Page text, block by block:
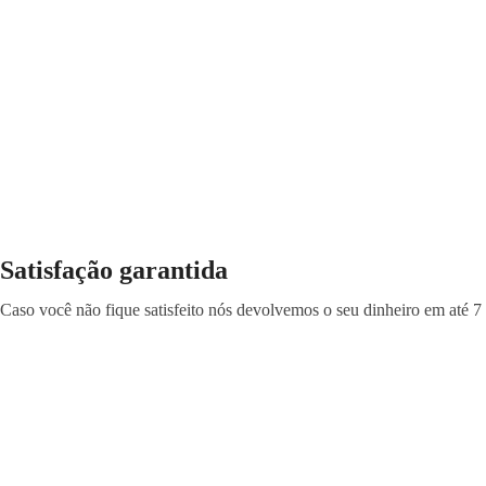
Satisfação garantida
Caso você não fique satisfeito nós devolvemos o seu dinheiro em até 7